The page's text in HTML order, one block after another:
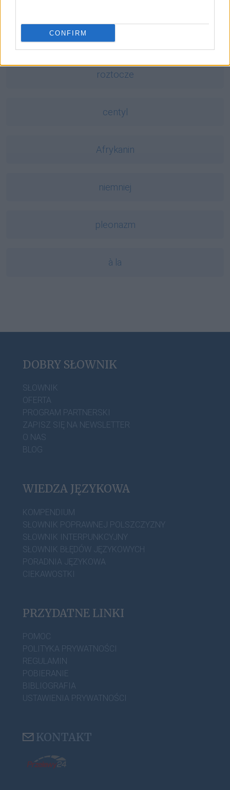
CONFIRM
roztocze
centyl
Afrykanin
niemniej
pleonazm
à la
DOBRY SŁOWNIK
SŁOWNIK
OFERTA
PROGRAM PARTNERSKI
ZAPISZ SIĘ NA NEWSLETTER
O NAS
BLOG
WIEDZA JĘZYKOWA
KOMPENDIUM
SŁOWNIK POPRAWNEJ POLSZCZYZNY
SŁOWNIK INTERPUNKCYJNY
SŁOWNIK BŁĘDÓW JĘZYKOWYCH
PORADNIA JĘZYKOWA
CIEKAWOSTKI
PRZYDATNE LINKI
POMOC
POLITYKA PRYWATNOŚCI
REGULAMIN
POBIERANIE
BIBLIOGRAFIA
USTAWIENIA PRYWATNOŚCI
KONTAKT